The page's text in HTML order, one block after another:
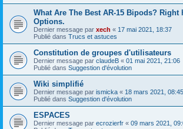
What Are The Best AR-15 Bipods? Right
Options.
Dernier message par xech « 17 mai 2021, 18:37
Publié dans Trucs et astuces
Constitution de groupes d'utilisateurs
Dernier message par claudeB « 01 mai 2021, 21:06
Publié dans Suggestion d'évolution
Wiki simplifié
Dernier message par ismicka « 18 mars 2021, 08:45
Publié dans Suggestion d'évolution
ESPACES
Dernier message par ecrozierfr « 09 mars 2021,